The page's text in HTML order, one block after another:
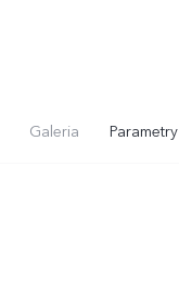
Galeria Parametry